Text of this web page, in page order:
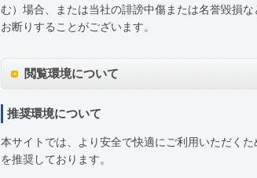
む）場合、または当社の誹謗中傷または名誉毀損
お断りすることがございます。
閲覧環境について
推奨環境について
本サイトでは、より安全で快適にご利用いただく
を推奨しております。